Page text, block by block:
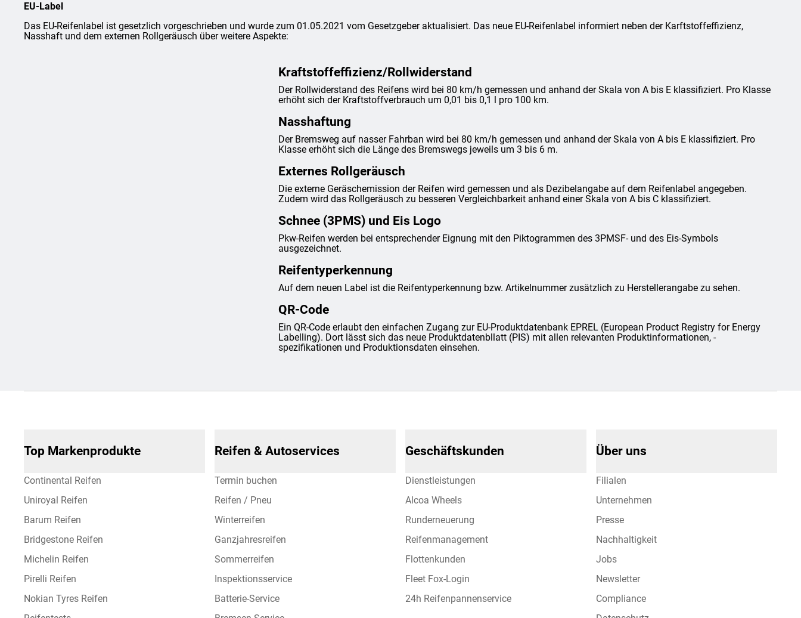
EU-Label
Das EU-Reifenlabel ist gesetzlich vorgeschrieben und wurde zum 01.05.2021 vom Gesetzgeber aktualisiert. Das neue EU-Reifenlabel informiert neben der Karftstoffeffizienz,
Nasshaft und dem externen Rollgeräusch über weitere Aspekte:
Kraftstoffeffizienz/Rollwiderstand
Der Rollwiderstand des Reifens wird bei 80 km/h gemessen und anhand der Skala von A bis E klassifiziert. Pro Klasse
erhöht sich der Kraftstoffverbrauch um 0,01 bis 0,1 l pro 100 km.
Nasshaftung
Der Bremsweg auf nasser Fahrban wird bei 80 km/h gemessen und anhand der Skala von A bis E klassifiziert. Pro
Klasse erhöht sich die Länge des Bremswegs jeweils um 3 bis 6 m.
Externes Rollgeräusch
Die externe Geräschemission der Reifen wird gemessen und als Dezibelangabe auf dem Reifenlabel angegeben.
Zudem wird das Rollgeräusch zu besseren Vergleichbarkeit anhand einer Skala von A bis C klassifiziert.
Schnee (3PMS) und Eis Logo
Pkw-Reifen werden bei entsprechender Eignung mit den Piktogrammen des 3PMSF- und des Eis-Symbols
ausgezeichnet.
Reifentyperkennung
Auf dem neuen Label ist die Reifentyperkennung bzw. Artikelnummer zusätzlich zu Herstellerangabe zu sehen.
QR-Code
Ein QR-Code erlaubt den einfachen Zugang zur EU-Produktdatenbank EPREL (European Product Registry for Energy
Labelling). Dort lässt sich das neue Produktdatenbllatt (PIS) mit allen relevanten Produktinformationen, -
spezifikationen und Produktionsdaten einsehen.
Top Markenprodukte
Continental Reifen
Uniroyal Reifen
Barum Reifen
Bridgestone Reifen
Michelin Reifen
Pirelli Reifen
Nokian Tyres Reifen
Reifen & Autoservices
Termin buchen
Reifen / Pneu
Winterreifen
Ganzjahresreifen
Sommerreifen
Inspektionsservice
Batterie-Service
Geschäftskunden
Dienstleistungen
Alcoa Wheels
Runderneuerung
Reifenmanagement
Flottenkunden
Fleet Fox-Login
24h Reifenpannenservice
Über uns
Filialen
Unternehmen
Presse
Nachhaltigkeit
Jobs
Newsletter
Compliance